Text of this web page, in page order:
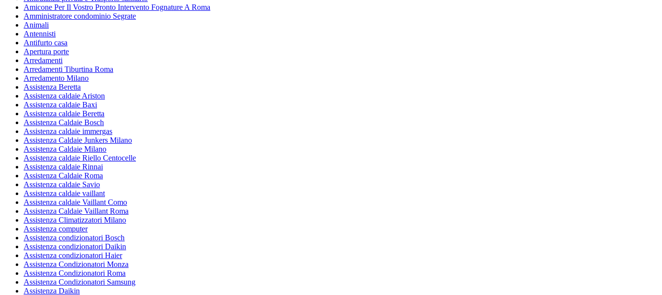
Amicone Per Il Vostro Pronto Intervento Fognature A Roma
Amministratore condominio Segrate
Animali
Antennisti
Antifurto casa
Apertura porte
Arredamenti
Arredamenti Tiburtina Roma
Arredamento Milano
Assistenza Beretta
Assistenza caldaie Ariston
Assistenza caldaie Baxi
Assistenza caldaie Beretta
Assistenza Caldaie Bosch
Assistenza caldaie immergas
Assistenza Caldaie Junkers Milano
Assistenza Caldaie Milano
Assistenza caldaie Riello Centocelle
Assistenza caldaie Rinnai
Assistenza Caldaie Roma
Assistenza caldaie Savio
Assistenza caldaie vaillant
Assistenza caldaie Vaillant Como
Assistenza Caldaie Vaillant Roma
Assistenza Climatizzatori Milano
Assistenza computer
Assistenza condizionatori Bosch
Assistenza condizionatori Daikin
Assistenza condizionatori Haier
Assistenza Condizionatori Monza
Assistenza Condizionatori Roma
Assistenza Condizionatori Samsung
Assistenza Daikin